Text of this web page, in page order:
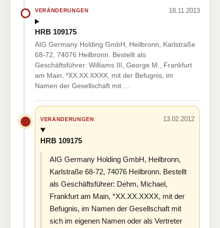
VERÄNDERUNGEN 18.11.2013
HRB 109175
AIG Germany Holding GmbH, Heilbronn, Karlstraße
68-72, 74076 Heilbronn. Bestellt als
Geschäftsführer: Williams III, George M., Frankfurt
am Main, *XX.XX.XXXX, mit der Befugnis, im
Namen der Gesellschaft mit …
VERÄNDERUNGEN 13.02.2012
HRB 109175
AIG Germany Holding GmbH, Heilbronn,
Karlstraße 68-72, 74076 Heilbronn. Bestellt
als Geschäftsführer: Dehm, Michael,
Frankfurt am Main, *XX.XX.XXXX, mit der
Befugnis, im Namen der Gesellschaft mit
sich im eigenen Namen oder als Vertreter